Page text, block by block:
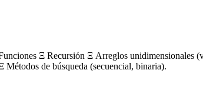
Ξ Recursión Ξ Arreglos unidimensionales
de búsqueda (secuencial, binaria).